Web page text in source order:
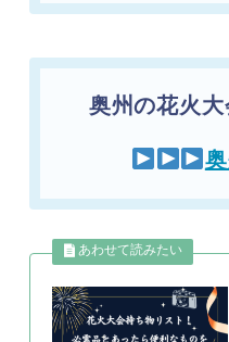
奥州の花火